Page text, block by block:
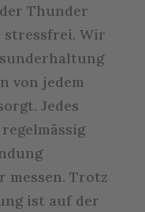
Thunder
stressfrei. Wir
von jedem
Jedes
messen. Trotz
ist auf der